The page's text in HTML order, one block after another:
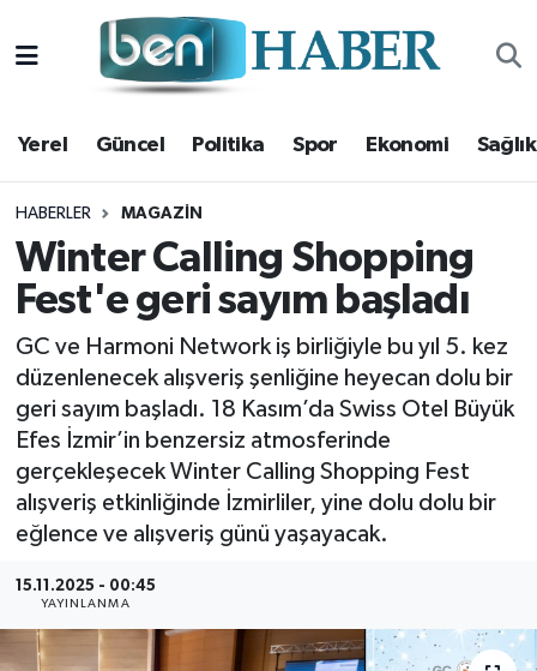
Yerel Güncel Politika Spor Ekonomi Sağlık
HABERLER MAGAZIN
Winter Calling Shopping
Fest'e geri sayım başladı
GC ve Harmoni Network iş birliğiyle bu yıl 5. kez
düzenlenecek alışveriş şenliğine heyecan dolu bir
geri sayım başladı. 18 Kasım’da Swiss Otel Büyük
Efes İzmir’in benzersiz atmosferinde
gerçekleşecek Winter Calling Shopping Fest
alışveriş etkinliğinde İzmirliler, yine dolu dolu bir
eğlence ve alışveriş günü yaşayacak.
15.11.2025 - 00:45
YAYINLANMA
Yerel
Güncel
Politika
Spor
Ekonomi
Sağlık
Magazin
Kültür Sanat
Resmi Reklam
Röportajlar
Hava Durumu
Trafik Durumu
Süper Lig Puan Durumu ve Fikstür
Tüm Manşetler
Son Dakika Haberleri
Haber Arşivi